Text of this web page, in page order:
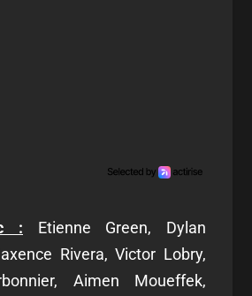
: Etienne Green, Dylan
Rivera, Victor Lobry,
Aimen Moueffek,